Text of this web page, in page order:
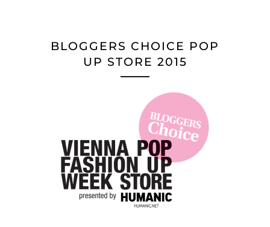
BLOGGERS CHOICE POP
UP STORE 2015